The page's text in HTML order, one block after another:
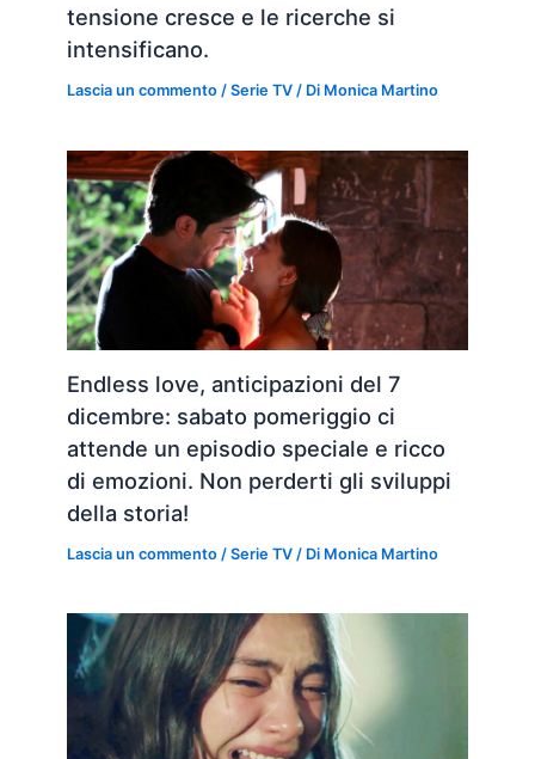
tensione cresce e le ricerche si
intensificano.
Lascia un commento /Serie TV / Di Monica Martino
Endless love, anticipazioni del 7
dicembre: sabato pomeriggio ci
attende un episodio speciale e ricco
di emozioni. Non perderti gli sviluppi
della storia!
Lascia un commento /Serie TV / Di Monica Martino